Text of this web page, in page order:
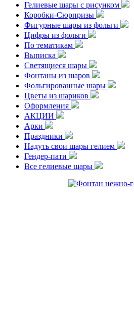
Гелиевые шары с рисунком
Коробки-Сюрпризы
Фигурные шары из фольги
Цифры из фольги
По тематикам
Выписка
Светящиеся шары
Фонтаны из шаров
Фольгированные шары
Цветы из шариков
Оформления
АКЦИИ
Арки
Праздники
Надуть свои шары гелием
Гендер-пати
Все гелиевые шары